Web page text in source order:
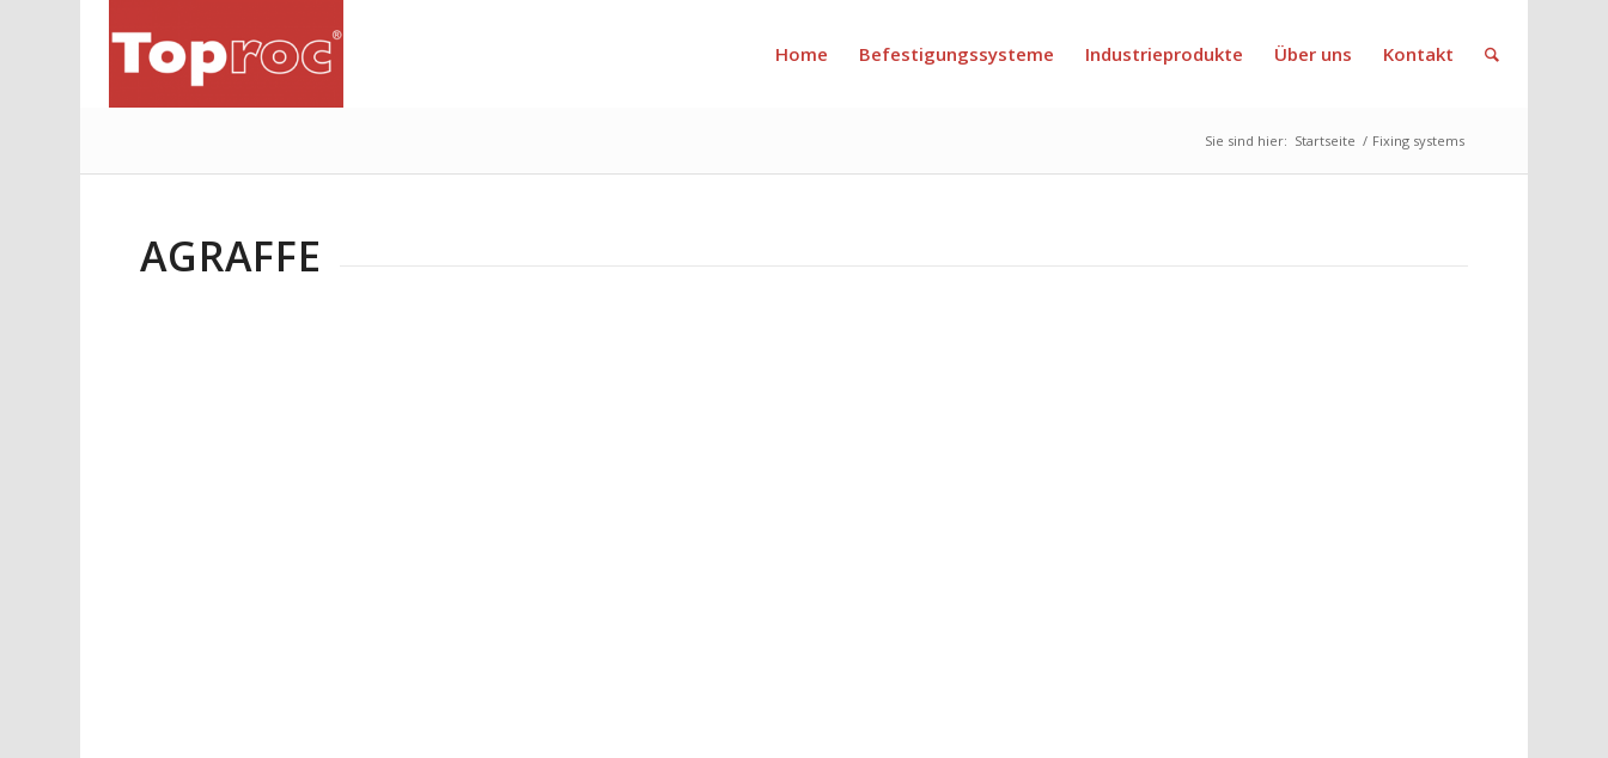
Home Befestigungssysteme Industrieprodukte Über uns Kontakt
Sie sind hier: Startseite / Fixing systems
AGRAFFE